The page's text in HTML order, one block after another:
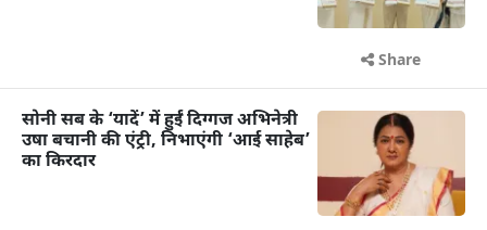
Share
सोनी सब के ‘यादें’ में हुईं दिग्गज अभिनेत्री
उषा बचानी की एंट्री, निभाएंगी ‘आई साहेब’
का किरदार